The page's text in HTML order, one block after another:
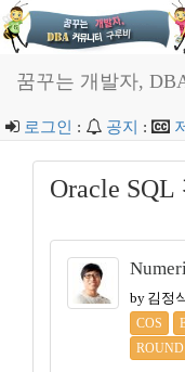
꿈꾸는 개발자,
로그인 : 공지 :
Oracle SQL
by 김정
COS
ROUND